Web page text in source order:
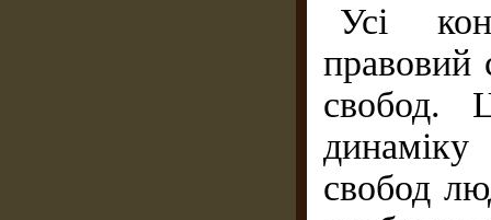
Усі
правовий
свобод.
свобод